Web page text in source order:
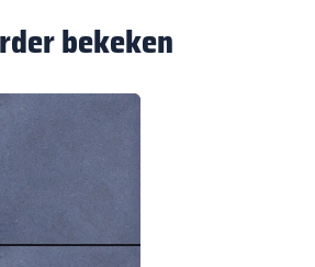
bekeken